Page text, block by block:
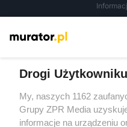
Drogi
My, naszych 1162
Grupy ZPR Media
informacje na urządzeniu